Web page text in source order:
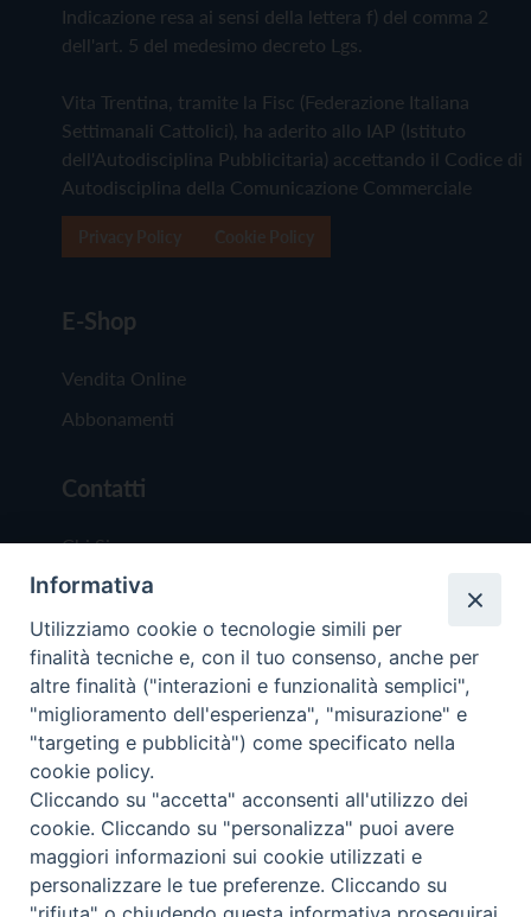
Indicazione resa ai sensi della lettera f) del comma 2
dell'art. 5 del medesimo decreto Lgs.
Vita Trentina, tramite la Fisc (Federazione Italiana
Settimanali Cattolici), ha aderito allo IAP (Istituto
dell'Autodisciplina Pubblicitaria) accettando il Codice di
Autodisciplina della Comunicazione Commerciale
E-Shop
Vendita Online
Abbonamenti
Contatti
Chi Siamo
Redazione
Scrivici
Copyright © 2019 - Tutti i diritti riservati - Vita
Trentina Editrice
Privacy Policy
Torna
Informativa
Utilizziamo cookie o tecnologie simili per
finalità tecniche e, con il tuo consenso, anche per
altre finalità ("interazioni e funzionalità semplici",
"miglioramento dell'esperienza", "misurazione" e
"targeting e pubblicità") come specificato nella
cookie policy.
Cliccando su "accetta" acconsenti all'utilizzo dei
cookie. Cliccando su "personalizza" puoi avere
maggiori informazioni sui cookie utilizzati e
personalizzare le tue preferenze. Cliccando su